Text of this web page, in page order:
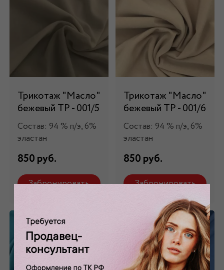
Трикотаж "Масло"
бежевый ТР - 001/5
Состав: 94 % п/э, 6%
эластан
850 руб.
Забронировать
Трикотаж "Масло"
бежевый ТР - 001/6
Состав: 94 % п/э, 6%
эластан
850 руб.
Забронировать